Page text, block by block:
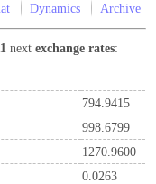
Dynamics Archive
nextexchange rates:
794.9415
998.6799
1270.9600
0.0263